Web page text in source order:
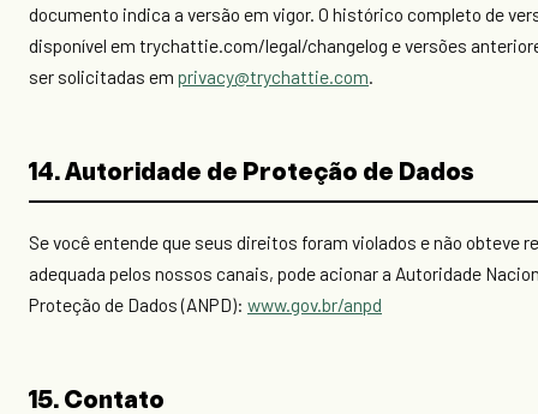
documento indica a versão em vigor. O histórico completo de
disponível em trychattie.com/legal/changelog e versões
ser solicitadas em privacy@trychattie.com
14. Autoridade de Proteção de Dados
Se você entende que seus direitos foram violados e não obteve
adequada pelos nossos canais, pode acionar a Autoridade
Proteção de Dados (ANPD): www.gov.br/anpd
15. Contato